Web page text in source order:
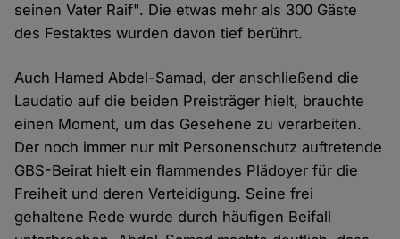
seinen Vater Raif". Die etwas mehr als 300 Gäste
des Festaktes wurden davon tief berührt.
Auch Hamed Abdel-Samad, der anschließend die
Laudatio auf die beiden Preisträger hielt, brauchte
einen Moment, um das Gesehene zu verarbeiten.
Der noch immer nur mit Personenschutz auftretende
GBS-Beirat hielt ein flammendes Plädoyer für die
Freiheit und deren Verteidigung. Seine frei
gehaltene Rede wurde durch häufigen Beifall